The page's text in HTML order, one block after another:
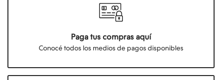
Paga tus compras aquí
Conocé todos los medios de pagos disponibles